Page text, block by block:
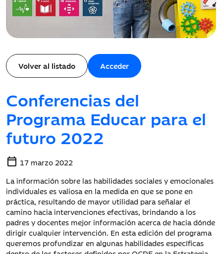
Volver al listado Acceder
Conferencias del
Programa Educar para el
futuro 2022
calendar_today 17 marzo 2022
La información sobre las habilidades sociales y emocionales
individuales es valiosa en la medida en que se pone en
práctica, resultando de mayor utilidad para señalar el
camino hacia intervenciones efectivas, brindando a los
padres y docentes mejor información acerca de hacia dónde
dirigir cualquier intervención. En esta edición del programa
queremos profundizar en algunas habilidades específicas